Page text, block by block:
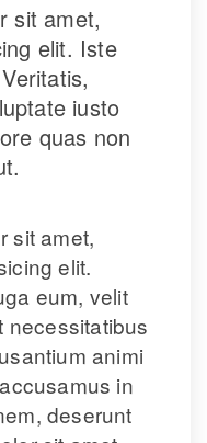
sit amet,
elit. Iste
iusto
quas non
sit amet,
elit.
eum, velit
necessitatibus
animi
in
deserunt